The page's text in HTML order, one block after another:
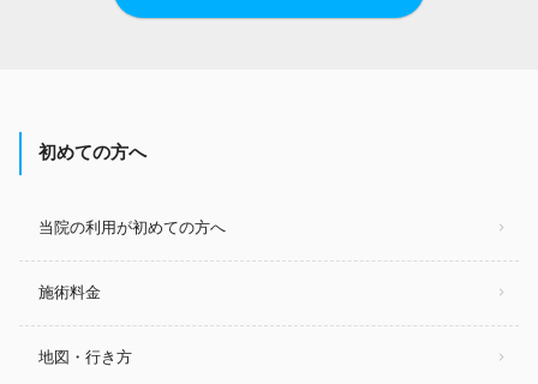
初めての方へ
当院の利用が初めての方へ
施術料金
地図・行き方